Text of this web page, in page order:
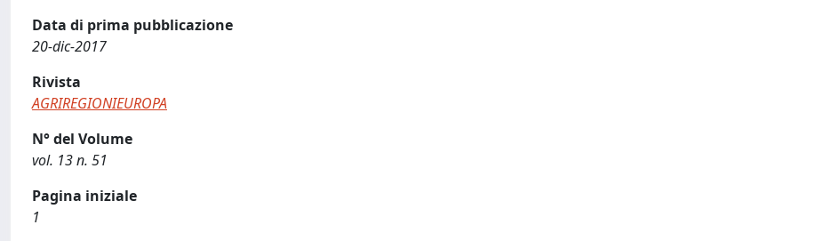
Data di prima pubblicazione
20-dic-2017
Rivista
AGRIREGIONIEUROPA
N° del Volume
vol. 13 n. 51
Pagina iniziale
1